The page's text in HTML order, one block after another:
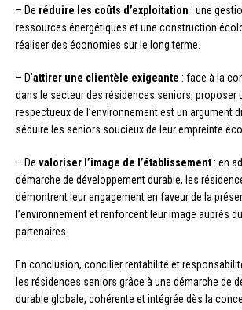
– De réduire les coûts d’exploitation : une
ressources énergétiques et une construction
réaliser des économies sur le long terme.
– D’attirer une clientèle exigeante : face à la
dans le secteur des résidences seniors, proposer
respectueux de l’environnement est un argument
séduire les seniors soucieux de leur empreinte
– De valoriser l’image de l’établissement : en
démarche de développement durable, les
démontrent leur engagement en faveur de la
l’environnement et renforcent leur image auprès
partenaires.
En conclusion, concilier rentabilité et
les résidences seniors grâce à une démarche de
durable globale, cohérente et intégrée dès la